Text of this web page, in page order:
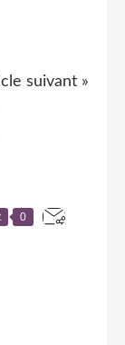
suivant »
0